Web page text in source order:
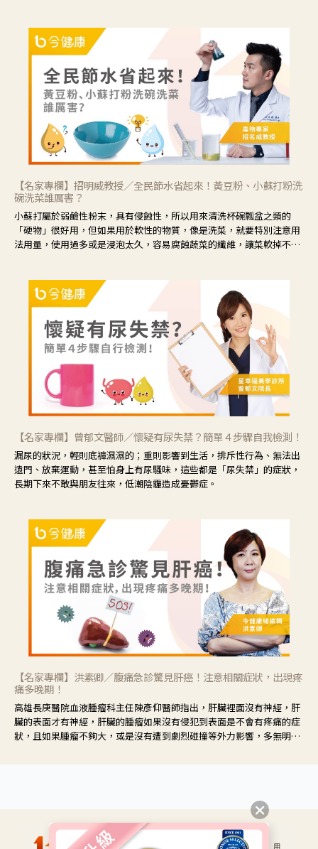
候就要使用菊花、金銀花來治療；假如單純的眼睛乾澀，結膜沒有紅，
眼睛周圍沒有眼屎，這種情況是屬於「陰虛」，就可以使用枸杞、蓮
藕、麥門冬、山藥等比較滋潤的藥材，效果就更顯著。
【名家專欄】招明威教授／全民節水省起來！黃豆粉、小蘇打粉洗
碗洗菜誰厲害？
小蘇打屬於弱鹼性粉末，具有侵蝕性，所以用來清洗杯碗瓢盆之類的
「硬物」很好用，但如果用於軟性的物質，像是洗菜，就要特別注意用
法用量，使用過多或是浸泡太久，容易腐蝕蔬菜的纖維，讓菜軟掉不清
【名家專欄】曾郁文醫師／懷疑有尿失禁？簡單４步驟自我檢測！
漏尿的狀況，輕則底褲濕濕的；重則影響到生活，排斥性行為、無法出
遠門、放棄運動，甚至怕身上有尿騷味，這些都是「尿失禁」的症狀，
長期下來不敢與朋友往來，低潮陰霾造成憂鬱症。
【名家專欄】洪素卿／腹痛急診驚見肝癌！注意相關症狀，出現疼
痛多晚期！
高雄長庚醫院血液腫瘤科主任陳彥仰醫師指出，肝臟裡面沒有神經，肝
臟的表面才有神經，肝臟的腫瘤如果沒有侵犯到表面是不會有疼痛的症
狀，且如果腫瘤不夠大，或是沒有遭到劇烈碰撞等外力影響，多無明顯